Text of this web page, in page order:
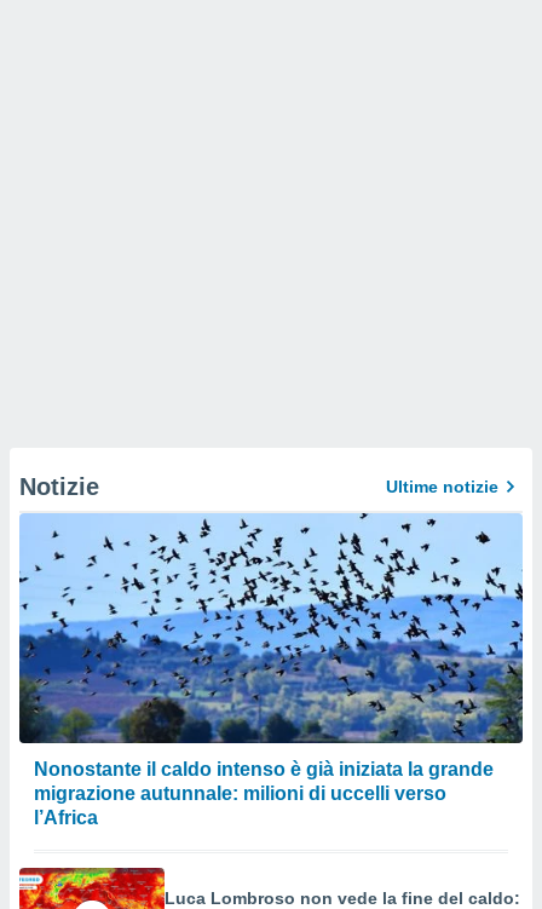
Notizie Ultime notizie
Nonostante il caldo intenso è già iniziata la grande
migrazione autunnale: milioni di uccelli verso
l’Africa
Luca Lombroso non vede la fine del caldo: